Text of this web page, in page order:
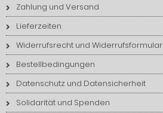
Zahlung und Versand
Lieferzeiten
Widerrufsrecht und Widerrufsformular
Bestellbedingungen
Datenschutz und Datensicherheit
Solidarität und Spenden